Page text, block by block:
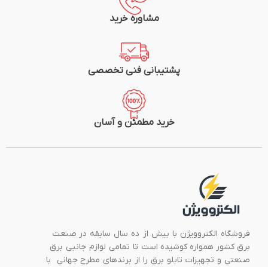
مشاوره خرید
پشتیبانی فنی تخصصی
خرید مطمئن و آسان
فروشگاه الکتروویژن با بیش از ده سال سابقه در صنعت
برق کشور همواره کوشیده است تا تمامی لوازم جانبی برق
صنعتی و تجهیزات تابلو برق را از برندهای مطرح جهانی با